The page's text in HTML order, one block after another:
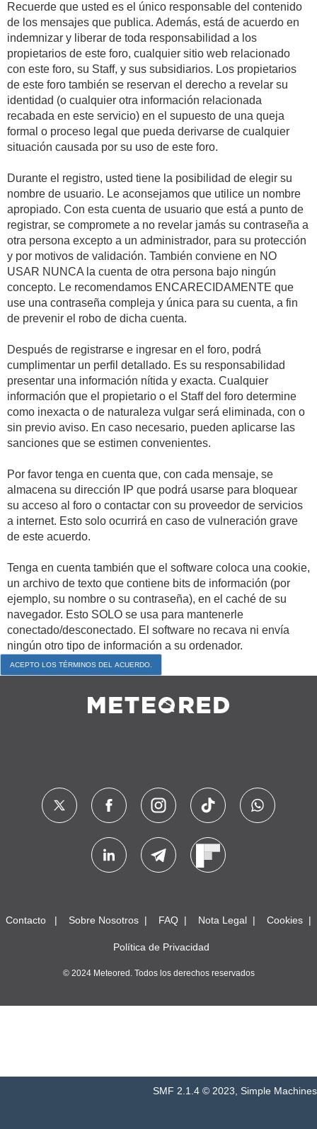
Recuerde que usted es el único responsable del contenido
de los mensajes que publica. Además, está de acuerdo en
indemnizar y liberar de toda responsabilidad a los
propietarios de este foro, cualquier sitio web relacionado
con este foro, su Staff, y sus subsidiarios. Los propietarios
de este foro también se reservan el derecho a revelar su
identidad (o cualquier otra información relacionada
recabada en este servicio) en el supuesto de una queja
formal o proceso legal que pueda derivarse de cualquier
situación causada por su uso de este foro.
Durante el registro, usted tiene la posibilidad de elegir su
nombre de usuario. Le aconsejamos que utilice un nombre
apropiado. Con esta cuenta de usuario que está a punto de
registrar, se compromete a no revelar jamás su contraseña a
otra persona excepto a un administrador, para su protección
y por motivos de validación. También conviene en NO
USAR NUNCA la cuenta de otra persona bajo ningún
concepto. Le recomendamos ENCARECIDAMENTE que
use una contraseña compleja y única para su cuenta, a fin
de prevenir el robo de dicha cuenta.
Después de registrarse e ingresar en el foro, podrá
cumplimentar un perfil detallado. Es su responsabilidad
presentar una información nítida y exacta. Cualquier
información que el propietario o el Staff del foro determine
como inexacta o de naturaleza vulgar será eliminada, con o
sin previo aviso. En caso necesario, pueden aplicarse las
sanciones que se estimen convenientes.
Por favor tenga en cuenta que, con cada mensaje, se
almacena su dirección IP que podrá usarse para bloquear
su acceso al foro o contactar con su proveedor de servicios
a internet. Esto solo ocurrirá en caso de vulneración grave
de este acuerdo.
Tenga en cuenta también que el software coloca una cookie,
un archivo de texto que contiene bits de información (por
ejemplo, su nombre o su contraseña), en el caché de su
navegador. Esto SOLO se usa para mantenerle
conectado/desconectado. El software no recava ni envía
ningún otro tipo de información a su ordenador.
Contacto Sobre Nosotros FAQ Nota Legal Cookies
Política de Privacidad
© 2024 Meteored. Todos los derechos reservados
SMF 2.1.4 © 2023 Simple Machines